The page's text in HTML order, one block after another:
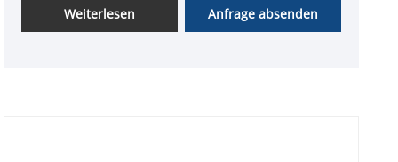
Weiterlesen Anfrage absenden